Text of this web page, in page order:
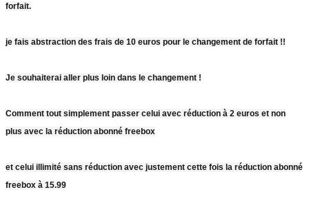
forfait.
je fais abstraction des frais de 10 euros pour le changement de forfait !!
Je souhaiterai aller plus loin dans le changement !
Comment tout simplement passer celui avec réduction à 2 euros et non
plus avec la réduction abonné freebox
et celui illimité sans réduction avec justement cette fois la réduction abonné
freebox à 15.99